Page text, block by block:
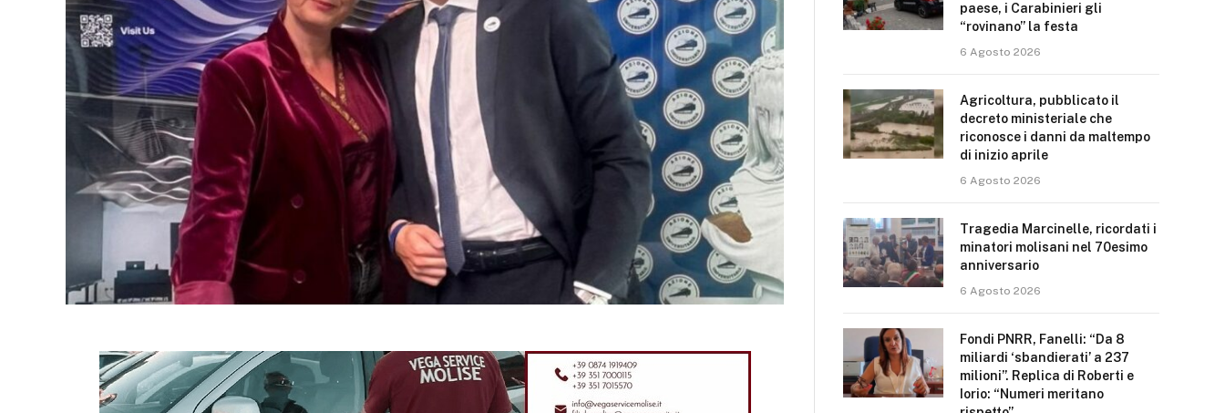
paese, i Carabinieri gli
“rovinano” la festa
6 Agosto 2026
Agricoltura, pubblicato il
decreto ministeriale che
riconosce i danni da maltempo
di inizio aprile
6 Agosto 2026
Tragedia Marcinelle, ricordati i
minatori molisani nel 70esimo
anniversario
6 Agosto 2026
Fondi PNRR, Fanelli: “Da 8
miliardi ‘sbandierati’ a 237
milioni”. Replica di Roberti e
Iorio: “Numeri meritano